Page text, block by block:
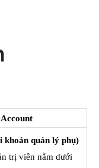
Account
khoản quản lý phụ)
trị viên nằm dưới